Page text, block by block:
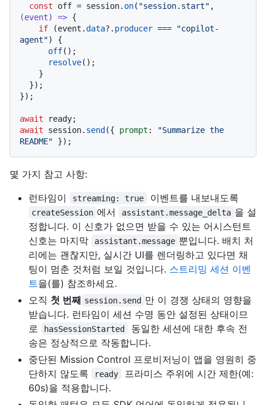
const off = session. on( "session.start"
(event) => {
if (event.data?. producer ===
"copilot-
agent") {
off();
resolve();
});
await
await session. send({ prompt :
"Summarize the
README"
몇 가지 참고 사항:
런타임이
streaming: true 이벤트를 내보내도록
createSession 에서 assistant.message_delta 을 설
정합니다. 이 신호가 없으면 받을 수 있는 어시스턴트
신호는 마지막
assistant.message 뿐입니다. 배치 처
리에는 괜찮지만, 실시간 UI를 렌더링하고 있다면 채
팅이 멈춘 것처럼 보일 것입니다. 스트리밍 세션 이벤
트을(를) 참조하세요.
오직 첫 번째 session.send 만 이 경쟁 상태의 영향을
받습니다. 런타임이 세션 수명 동안 설정된 상태이므
로
hasSessionStarted
동일한 세션에 대한 후속 전
송은 정상적으로 작동합니다.
중단된 Mission Control 프로비저닝이 앱을 영원히 중
단하지 않도록
ready
프라미스 주위에 시간 제한(예:
60s)을 적용합니다.